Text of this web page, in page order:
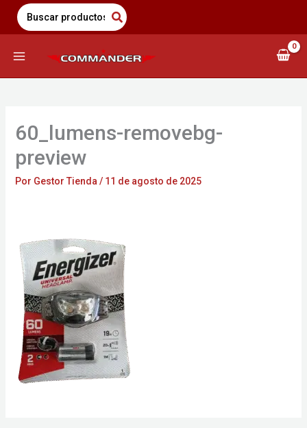
Saltar
contenido
Search
for:
60_lumens-removebg-
preview
Por Gestor Tienda / 11 de agosto de 2025